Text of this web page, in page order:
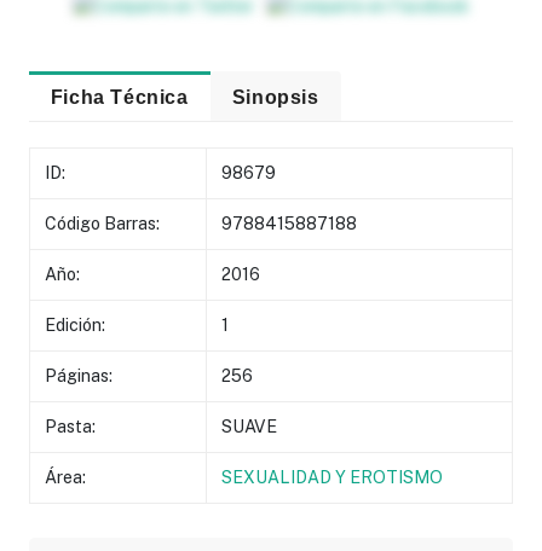
Ficha Técnica Sinopsis
ID: 98679
Código Barras: 9788415887188
Año: 2016
Edición: 1
Páginas: 256
Pasta: SUAVE
Área: SEXUALIDAD Y EROTISMO